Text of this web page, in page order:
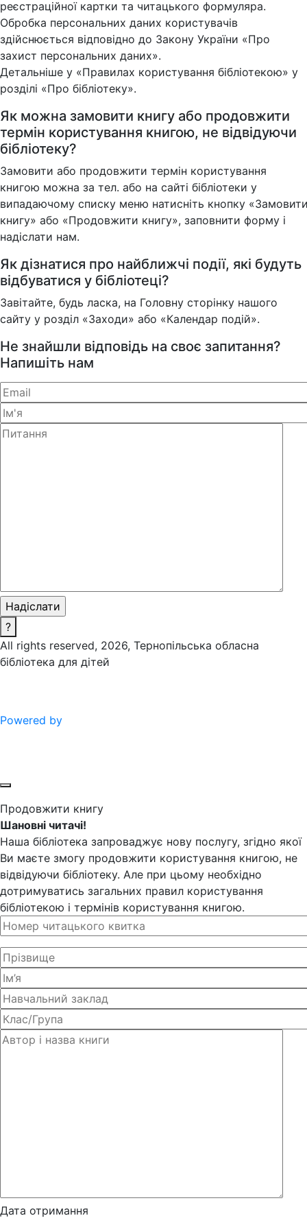
реєстраційної картки та читацького формуляра.
Обробка персональних даних користувачів
здійснюється відповідно до Закону України «Про
захист персональних даних».
Детальніше у «Правилах користування бібліотекою» у
розділі «Про бібліотеку».
Як можна замовити книгу або продовжити
термін користування книгою, не відвідуючи
бібліотеку?
Замовити або продовжити термін користування
книгою можна за тел. або на сайті бібліотеки у
випадаючому списку меню натисніть кнопку
книгу» або «Продовжити книгу», заповнити форму і
надіслати нам.
Як дізнатися про найближчі події, які будуть
відбуватися у бібліотеці?
Завітайте, будь ласка, на Головну сторінку нашого
сайту у розділ «Заходи» або «Календар подій».
Не знайшли відповідь на своє запитання?
Напишіть нам
?
All rights reserved, 2026, Тернопільська обласна
бібліотека для дітей
Powered by
Продовжити книгу
Шановні читачі!
Наша бібліотека запроваджує нову послугу, згідно якої
Ви маєте змогу продовжити користування книгою, не
відвідуючи бібліотеку. Але при цьому необхідно
дотримуватись загальних правил користування
бібліотекою і термінів користування книгою.
Дата отримання